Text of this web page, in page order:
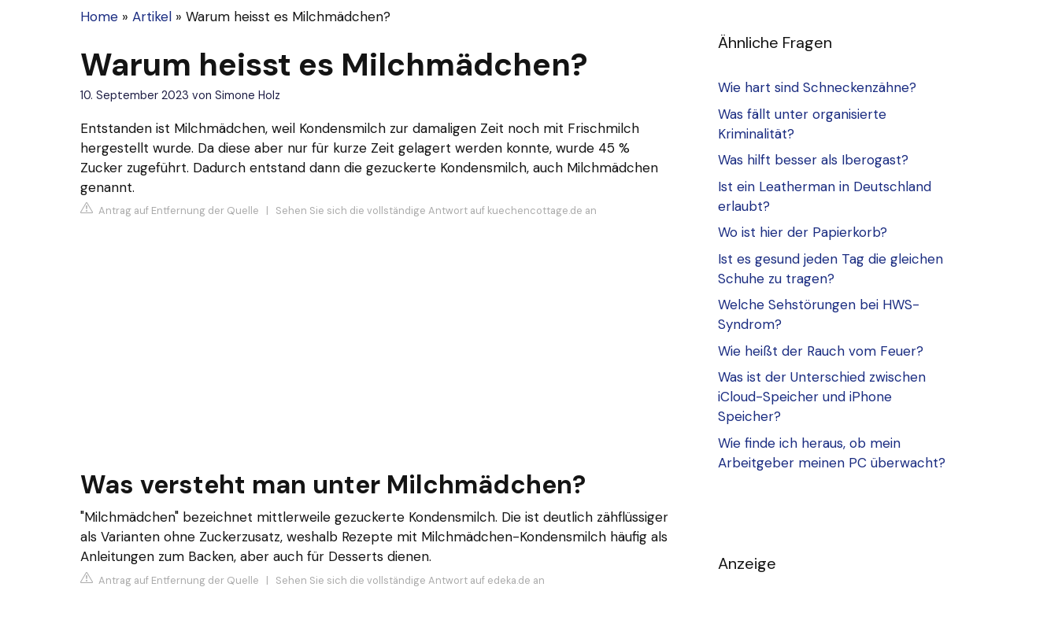
Home » Artikel » Warum heisst es Milchmädchen?
Warum heisst es Milchmädchen?
10. September 2023 von Simone Holz
Entstanden ist Milchmädchen, weil Kondensmilch zur damaligen Zeit noch mit Frischmilch
hergestellt wurde. Da diese aber nur für kurze Zeit gelagert werden konnte, wurde 45 %
Zucker zugeführt. Dadurch entstand dann die gezuckerte Kondensmilch, auch Milchmädchen
genannt.
Antrag auf Entfernung der Quelle | Sehen Sie sich die vollständige Antwort auf kuechencottage.de an
Was versteht man unter Milchmädchen?
"Milchmädchen" bezeichnet mittlerweile gezuckerte Kondensmilch. Die ist deutlich zähflüssiger
als Varianten ohne Zuckerzusatz, weshalb Rezepte mit Milchmädchen-Kondensmilch häufig als
Anleitungen zum Backen, aber auch für Desserts dienen.
Antrag auf Entfernung der Quelle | Sehen Sie sich die vollständige Antwort auf edeka.de an
Ähnliche Fragen
Wie hart sind Schneckenzähne?
Was fällt unter organisierte
Kriminalität?
Was hilft besser als Iberogast?
Ist ein Leatherman in Deutschland
erlaubt?
Wo ist hier der Papierkorb?
Ist es gesund jeden Tag die gleichen
Schuhe zu tragen?
Welche Sehstörungen bei HWS-
Syndrom?
Wie heißt der Rauch vom Feuer?
Was ist der Unterschied zwischen
iCloud-Speicher und iPhone
Speicher?
Wie finde ich heraus, ob mein
Arbeitgeber meinen PC überwacht?
Anzeige